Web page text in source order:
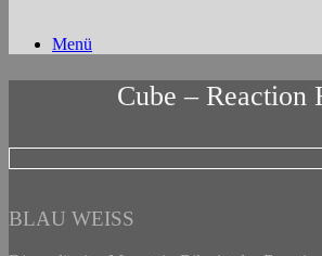
Menü
Cube – Reaction
BLAU WEISS